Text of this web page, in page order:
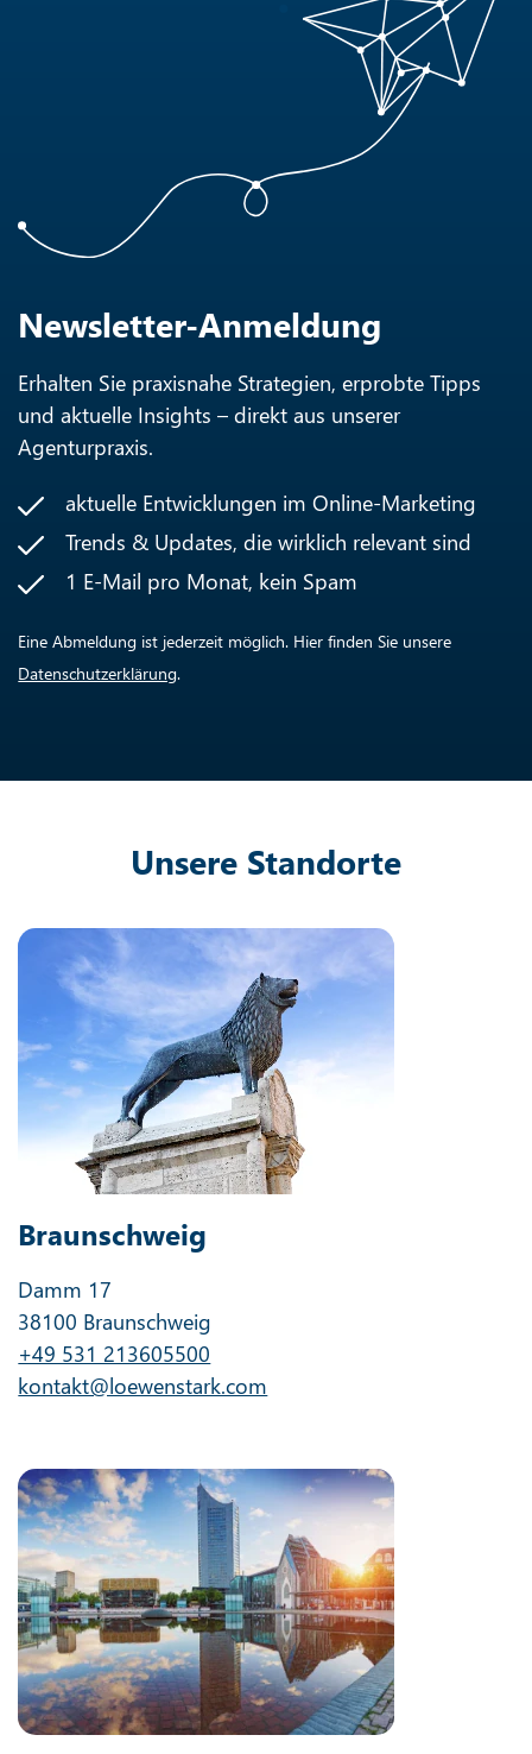
Newsletter-Anmeldung
Erhalten Sie praxisnahe Strategien, erprobte Tipps
und aktuelle Insights – direkt aus unserer
Agenturpraxis.
aktuelle Entwicklungen im Online-Marketing
Trends & Updates, die wirklich relevant sind
1 E-Mail pro Monat, kein Spam
Eine Abmeldung ist jederzeit möglich. Hier finden Sie unsere
Datenschutzerklärung.
Unsere Standorte
Braunschweig
Damm 17
38100 Braunschweig
+49 531 213605500
kontakt@loewenstark.com